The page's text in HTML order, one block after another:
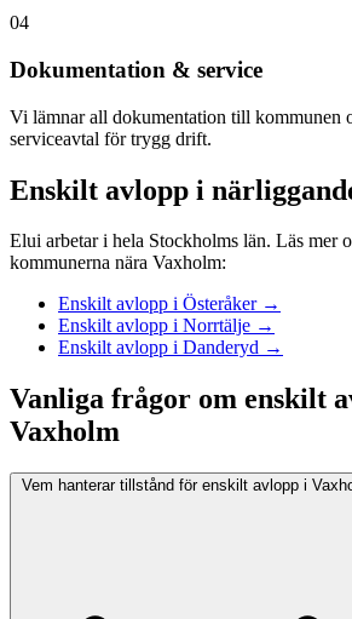
04
Dokumentation & service
Vi lämnar all dokumentation till kommunen
serviceavtal för trygg drift.
Enskilt avlopp i
Elui arbetar i hela Stockholms län. Läs mer
kommunerna nära Vaxholm:
Enskilt avlopp i Österåker →
Enskilt avlopp i Norrtälje →
Enskilt avlopp i Danderyd →
Vanliga frågor om enskilt
Vaxholm
Vem hanterar tillstånd för enskilt avlopp i